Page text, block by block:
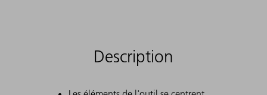
Description